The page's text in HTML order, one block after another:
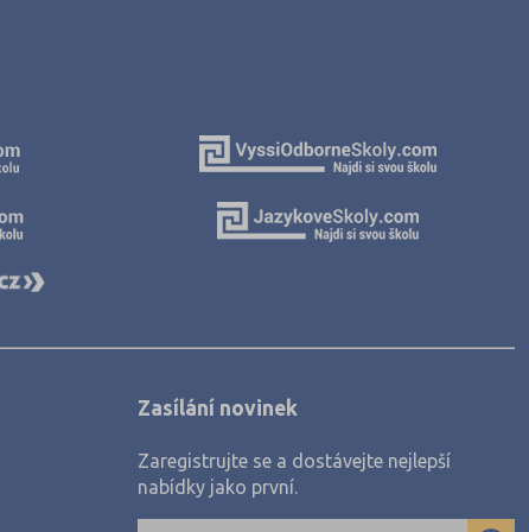
(3)
Zasílání novinek
Zaregistrujte se a dostávejte nejlepší
nabídky jako první.